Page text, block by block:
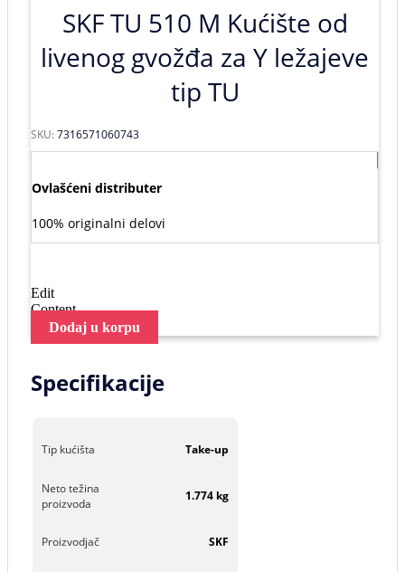
SKF TU 510 M Kućište od
livenog gvožđa za Y ležajeve
tip TU
SKU:7316571060743
Ovlašćeni distributer
100% originalni delovi
Edit
Content
Dodaj u korpu
Specifikacije
Tip kućišta Take-up
Neto težina
proizvoda
1.774 kg
Proizvodjač SKF